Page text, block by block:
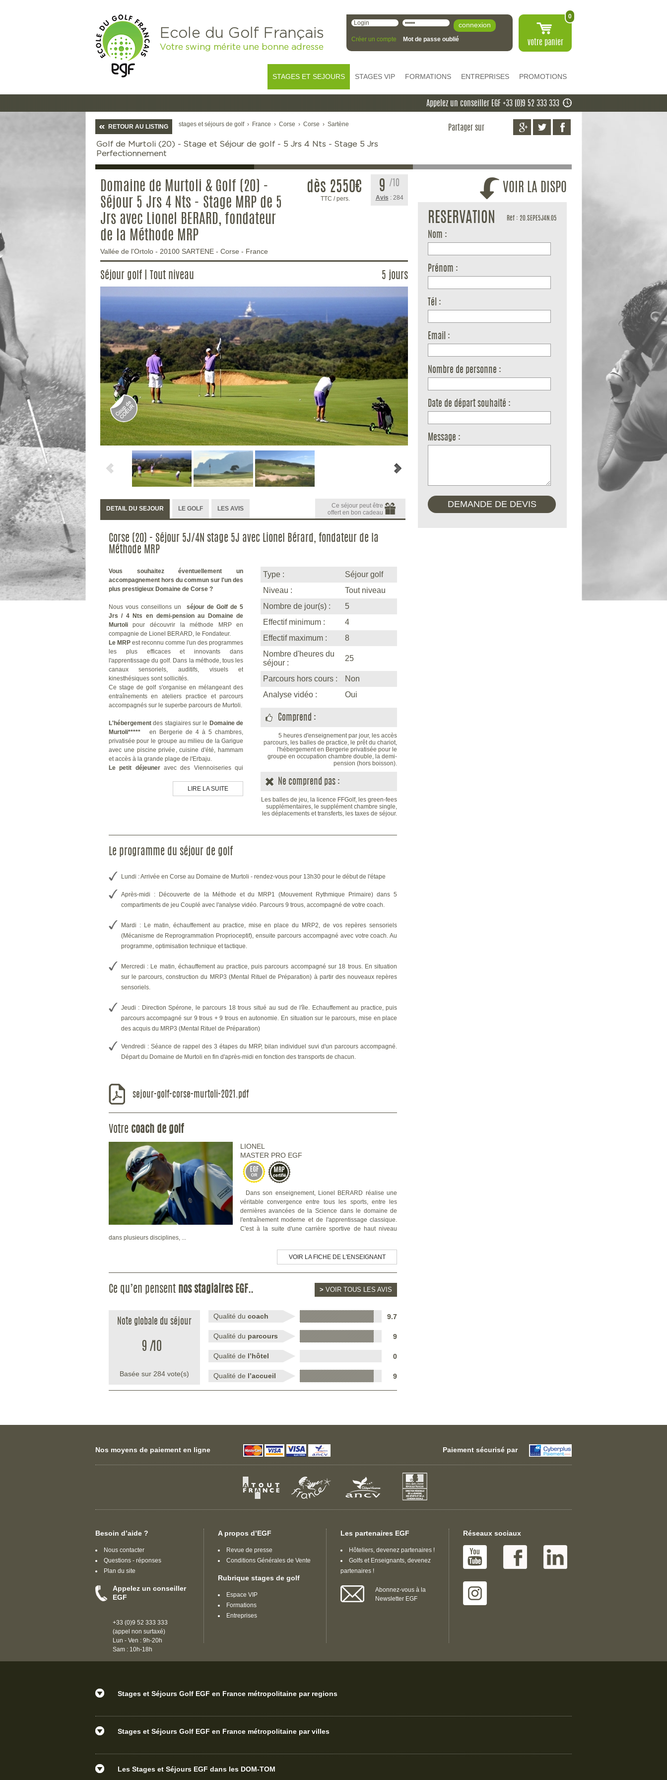
Ecole du Golf Français
Votre swing mérite une bonne adresse
Créer un compte Mot de passe oublié votre panier
0
STAGES ET SEJOURS STAGES VIP FORMATIONS ENTREPRISES PROMOTIONS
Appelez un conseiller EGF +33 (0)9 52 333 333
RETOUR AU LISTING stages et séjours de golf › France › Corse › Corse › Sartène
Golf de Murtoli (20) - Stage et Séjour de golf - 5 Jrs 4 Nts - Stage 5 Jrs
Perfectionnement
Partager sur
Domaine de Murtoli & Golf (20) -
Séjour 5 Jrs 4 Nts - Stage MRP de 5
Jrs avec Lionel BERARD, fondateur
de la Méthode MRP
Vallée de l'Ortolo - 20100 SARTENE - Corse - France
dès 2550€
TTC / pers.
9 /10
Avis : 284
Séjour golf | Tout niveau 5 jours
Ce séjour peut être
offert en bon cadeau
DETAIL DU SEJOUR LE GOLF LES AVIS
Corse (20) - Séjour 5J/4N stage 5J avec Lionel Bérard, fondateur de la
Méthode MRP
Type :
Séjour golf
Niveau :
Tout niveau
Nombre de jour(s) :
5
Effectif minimum :
4
Effectif maximum :
8
Nombre d'heures du
séjour :
25
Parcours hors cours :
Non
Analyse vidéo :
Oui
Comprend :
5 heures d'enseignement par jour, les accès
parcours, les balles de practice, le prêt du chariot,
l'hébergement en Bergerie privatisée pour le
groupe en occupation chambre double, la demi-
pension (hors boisson).
Ne comprend pas :
Les balles de jeu, la licence FFGolf, les green-fees
supplémentaires, le supplément chambre single,
les déplacements et transferts, les taxes de séjour.
Vous souhaitez éventuellement un
accompagnement hors du commun sur l'un des
plus prestigieux Domaine de Corse ?
Nous vousconseillons un séjour de Golf de 5
Jrs / 4 Nts en demi-pension au Domaine de
Murtolipour découvrir la méthode MRP en
compagnie de Lionel BERARD, le Fondateur.
Le MRPest reconnu comme l'un des programmes
les plus efficaces et innovants dans
l'apprentissage du golf. Dans la méthode, tous les
canaux sensoriels, auditifs, visuels et
kinesthésiques sont sollicités.
Ce stage de golf s'organise en mélangeant des
entraînements en ateliers practice et parcours
accompagnés sur le superbe parcours de Murtoli.
L'hébergementdes stagiaires sur le Domaine de
Murtoli*****en Bergerie de 4 à 5 chambres,
privatisée pour le groupe au milieu de la Garigue
avec une piscine privée, cuisine d'été, hammam
et accès à la grande plage de l'Erbaju.
Le petit déjeuneravec des Viennoiseries qui
de vous adonner à votre sport favori...
sera assuré par un traiteur local
d'assiette anglaise (salades, charcuteries locales,
fromages...) à la Bergerie.
Fermeture du Domaine de Janvier à Mars inclus.
LIRE LA SUITE
Le programme du séjour de golf
Lundi : Arrivée en Corse au Domaine de Murtoli - rendez-vous pour 13h30 pour le début de l'étape
Après-midi : Découverte de la Méthode et du MRP1 (Mouvement Rythmique Primaire) dans 5
compartiments de jeu Couplé avec l'analyse vidéo. Parcours 9 trous, accompagné de votre coach.
Mardi : Le matin, échauffement au practice, mise en place du MRP2, de vos repères sensoriels
(Mécanisme de Reprogrammation Proprioceptif), ensuite parcours accompagné avec votre coach.Au
programme, optimisation technique et tactique.
Mercredi : Le matin, échauffement au practice, puis parcours accompagné sur 18 trous. En situation
sur le parcours, construction du MRP3 (Mental Rituel de Préparation) à partir des nouveaux repères
sensoriels.
Jeudi : Direction Spérone, le parcours 18 trous situé au sud de l'île. Echauffement au practice, puis
parcours accompagné sur 9 trous + 9 trous en autonomie. En situation sur le parcours, mise en place
des acquis du MRP3 (Mental Rituel de Préparation)
Vendredi : Séance de rappel des 3 étapes du MRP, bilan individuel suvi d'un parcours accompagné.
Départ du Domaine de Murtoli en fin d'après-midi en fonction des transports de chacun.
sejour-golf-corse-murtoli-2021.pdf
Votre coach de golf
LIONEL
MASTER PRO EGF
Dans son enseignement, Lionel BERARD réalise une
véritable convergence entre tous les sports, entre les
dernières avancées de la Science dans le domaine de
l'entraînement moderne et de l'apprentissage classique.
C'est à la suite d'une carrière sportive de haut niveau
dans plusieurs disciplines, ...
VOIR LA FICHE DE L'ENSEIGNANT
Ce qu’en pensent nos stagiaires EGF.. > VOIR TOUS LES AVIS
Note globale du séjour
9 /
10
Basée sur 284vote(s)
Qualité ducoach 9.7
Qualité du parcours 9
Qualité de l’hôtel 0
Qualité de l’accueil 9
VOIR LA DISPO
RESERVATION Ref : 20.SEPE5J4N.05
Nom :
Prénom :
Tél :
Email :
Nombre de personne :
Date de départ souhaité :
Message :
Nos moyens de paiement en ligne Paiement sécurisé par
Besoin d’aide ?
Nous contacter
Questions - réponses
Plan du site
Appelez un conseiller
EGF
+33 (0)9 52 333 333
(appel non surtaxé)
Lun - Ven : 9h-20h
Sam : 10h-18h
A propos d’EGF
Revue de presse
Conditions Générales de Vente
Rubrique stages de golf
Espace VIP
Formations
Entreprises
Les partenaires EGF
Hôteliers, devenez partenaires !
Golfs et Enseignants, devenez
partenaires !
Abonnez-vous à la
Newsletter EGF
Réseaux sociaux
Stages et Séjours Golf EGF en France métropolitaine par regions
Stages et Séjours Golf EGF en France métropolitaine par villes
Les Stages et Séjours EGF dans les DOM-TOM